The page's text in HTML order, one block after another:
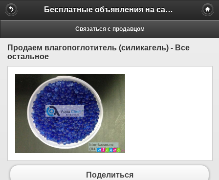
Бесплатные объявления на сайте MILAMO.ru
Связаться с продавцом
Продаем влагопоглотитель (силикагель) - Все
остальное
Поделиться